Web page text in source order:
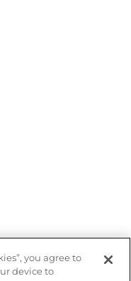
you agree to
device to